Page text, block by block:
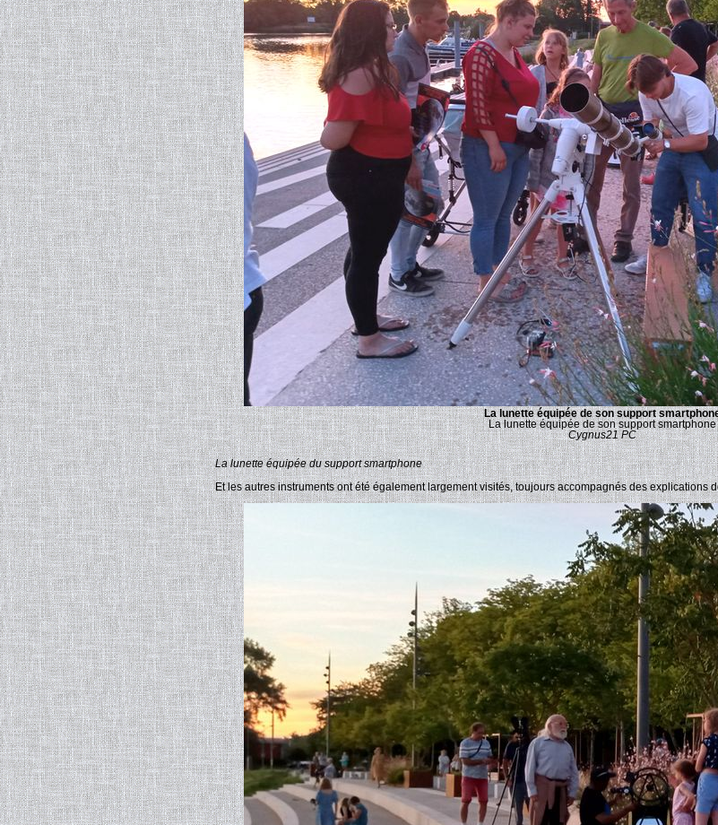
La lunette équipée de son support
La lunette équipée de son support smartphone
Cygnus21 PC
La lunette équipée du support smartphone
Et les autres instruments ont été également largement visités, toujours accompagnés des explications